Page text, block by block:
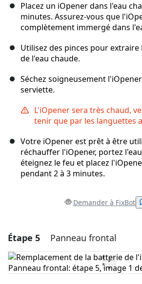
Placez un iOpener dans l'eau
minutes. Assurez-vous que
complètement immergé dans
Utilisez des pinces pour
de l'eau chaude.
Séchez soigneusement
serviette.
L'iOpener sera très chaud,
tenir que par les languettes
Votre iOpener est prêt à être
réchauffer l'iOpener, portez
éteignez le feu et placez
pendant 2 à 3 minutes.
Demander à FixBot
Ajouter un
Ajouter un commentaire
Étape 5 Panneau frontal